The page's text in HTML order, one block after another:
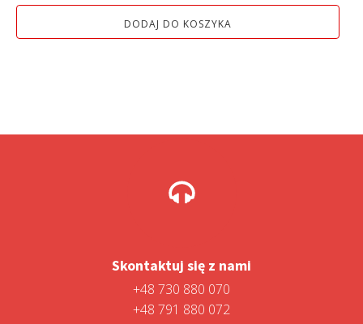
wynosiła:
wynosi:
10
DODAJ DO KOSZYKA
Skontaktuj się z nami
+48 730 880 070
+48 791 880 072